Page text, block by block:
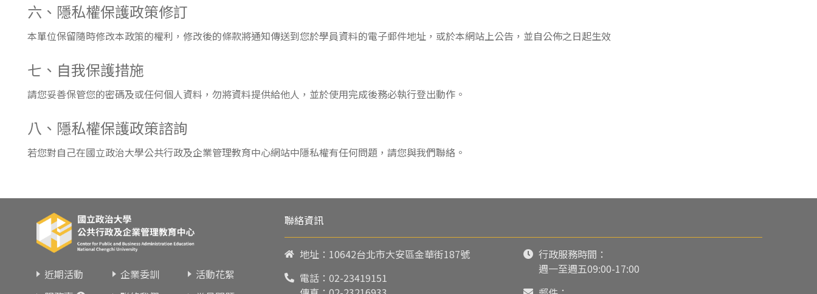
六、隱私權保護政策修訂
本單位保留隨時修改本政策的權利，修改後的條款將通知傳送到您於學員資料的電子郵件地址，或於本網站上公告，並自公佈之日起生效
七、自我保護措施
請您妥善保管您的密碼及或任何個人資料，勿將資料提供給他人，並於使用完成後務必執行登出動作。
八、隱私權保護政策諮詢
若您對自己在國立政治大學公共行政及企業管理教育中心網站中隱私權有任何問題，請您與我們聯絡。
近期活動 企業委訓
活動花絮
聯絡資訊
地址：10642台北市大安區金華街187號
電話： 02-23419151
行政服務時間：
週一至週五09:00-17:00